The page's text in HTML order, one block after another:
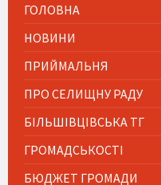
ГОЛОВНА
НОВИНИ
ПРИЙМАЛЬНЯ
ПРО СЕЛИЩНУ РАДУ
БІЛЬШІВЦІВСЬКА ТГ
ГРОМАДСЬКОСТІ
БЮДЖЕТ ГРОМАДИ